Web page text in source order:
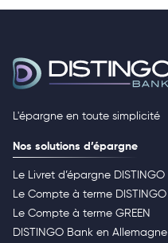
L'épargne en toute simplicité
Nos solutions d’épargne
Le Livret d’épargne DISTINGO
Le Compte à terme DISTINGO
Le Compte à terme GREEN
DISTINGO Bank en Allemagne